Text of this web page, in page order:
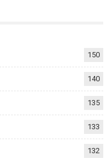
150
140
135
133
132